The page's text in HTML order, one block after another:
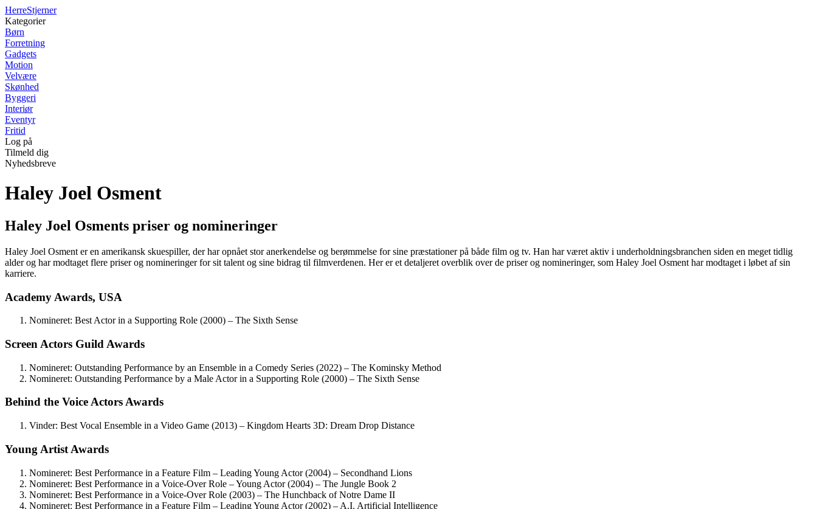
HerreStjerner
Kategorier
Børn
Forretning
Gadgets
Motion
Velvære
Skønhed
Byggeri
Interiør
Eventyr
Fritid
Log på
Tilmeld dig
Nyhedsbreve
Haley Joel Osment
Haley Joel Osments priser og nomineringer
Haley Joel Osment er en amerikansk skuespiller, der har opnået stor anerkendelse og berømmelse for sine præstationer på både film og tv. Han har været aktiv i underholdningsbranchen siden en meget tidlig
alder og har modtaget flere priser og nomineringer for sit talent og sine bidrag til filmverdenen. Her er et detaljeret overblik over de priser og nomineringer, som Haley Joel Osment har modtaget i løbet af sin
karriere.
Academy Awards, USA
Nomineret: Best Actor in a Supporting Role (2000) – The Sixth Sense
Screen Actors Guild Awards
Nomineret: Outstanding Performance by an Ensemble in a Comedy Series (2022) – The Kominsky Method
Nomineret: Outstanding Performance by a Male Actor in a Supporting Role (2000) – The Sixth Sense
Behind the Voice Actors Awards
Vinder: Best Vocal Ensemble in a Video Game (2013) – Kingdom Hearts 3D: Dream Drop Distance
Young Artist Awards
Nomineret: Best Performance in a Feature Film – Leading Young Actor (2004) – Secondhand Lions
Nomineret: Best Performance in a Voice-Over Role – Young Actor (2004) – The Jungle Book 2
Nomineret: Best Performance in a Voice-Over Role (2003) – The Hunchback of Notre Dame II
Nomineret: Best Performance in a Feature Film – Leading Young Actor (2002) – A.I. Artificial Intelligence